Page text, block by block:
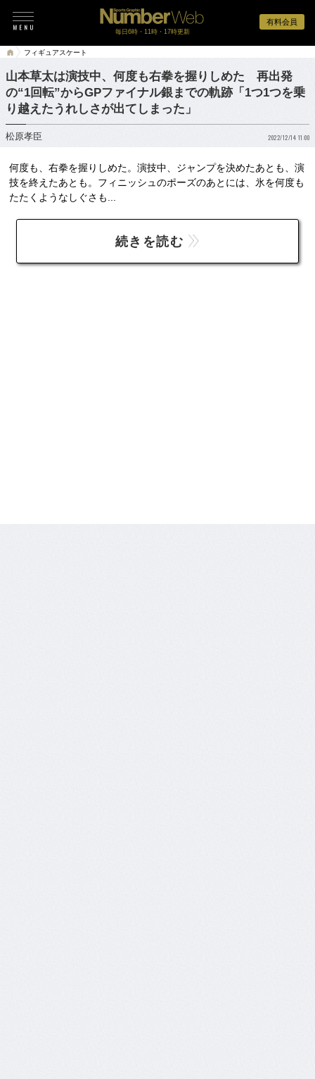
有料会員
毎日6時・11時・17時更新
フィギュアスケート
山本草太は演技中、何度も右拳を握りしめた 再出発
の“1回転”からGPファイナル銀までの軌跡「1つ1つを乗
り越えたうれしさが出てしまった」
松原孝臣 2022/12/14 11:00
何度も、右拳を握りしめた。演技中、ジャンプを決めたあとも、演
技を終えたあとも。フィニッシュのポーズのあとには、氷を何度も
たたくようなしぐさも...
続きを読む